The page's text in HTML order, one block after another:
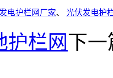
电护栏网厂家、 光伏发电护
护栏网下一